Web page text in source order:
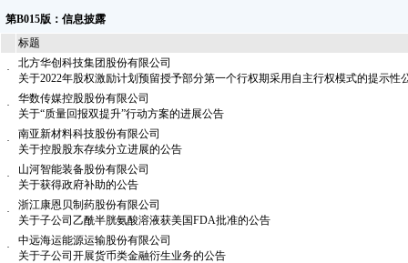
第B015版：信息披露
标题
·
北方华创科技集团股份有限公司
关于2022年股权激励计划预留授予部分第一个行权期采用自主行权模式的提示性
·
华数传媒控股股份有限公司
关于“质量回报双提升”行动方案的进展公告
·
南亚新材料科技股份有限公司
关于控股股东存续分立进展的公告
·
山河智能装备股份有限公司
关于获得政府补助的公告
·
浙江康恩贝制药股份有限公司
关于子公司乙酰半胱氨酸溶液获美国FDA批准的公告
·
中远海运能源运输股份有限公司
关于子公司开展货币类金融衍生业务的公告